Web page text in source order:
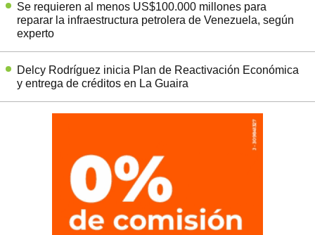
Se requieren al menos US$100.000 millones para
reparar la infraestructura petrolera de Venezuela, según
experto
Delcy Rodríguez inicia Plan de Reactivación Económica
y entrega de créditos en La Guaira